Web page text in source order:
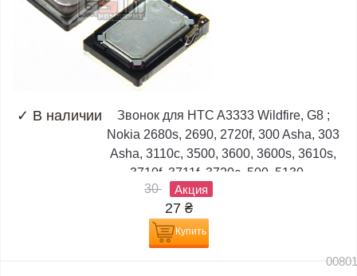
✓ В наличии
Звонок для HTC A3333 Wildfire, G8 ;
Nokia 2680s, 2690, 2720f, 300 Asha, 303
Asha, 3110c, 3500, 3600, 3600s, 3610s,
3710f, 3711f, 3720c, 500, 5130,...
30
Акция
27 ₴
Купить